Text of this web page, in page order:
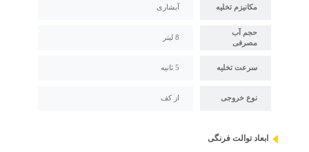
مکانیزم تخلیه آبشاری
حجم آب
مصرفی
8 لیتر
سرعت تخلیه 5 ثانیه
نوع خروجی از کف
ابعاد توالت فرنگی